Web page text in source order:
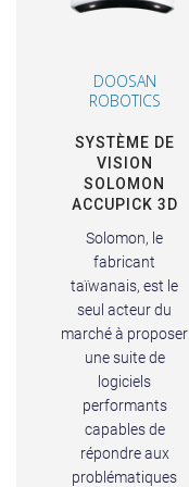
DOOSAN
ROBOTICS
SYSTÈME DE
VISION
SOLOMON
ACCUPICK 3D
Solomon, le
fabricant
taïwanais, est le
seul acteur du
marché à proposer
une suite de
logiciels
performants
capables de
répondre aux
problématiques